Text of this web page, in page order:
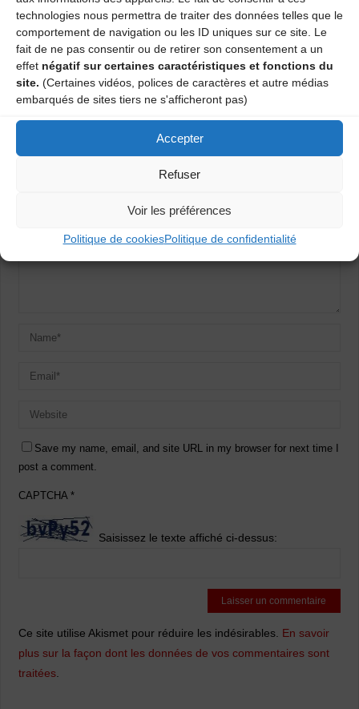
technologies nous permettra de traiter des données telles que le
comportement de navigation ou les ID uniques sur ce site. Le
fait de ne pas consentir ou de retirer son consentement a un
effet négatif sur certaines caractéristiques et fonctions du
site. (Certaines vidéos, polices de caractères et autre médias
embarqués de sites tiers ne s'afficheront pas)
Accepter
Refuser
Voir les préférences
Politique de cookiesPolitique de confidentialité
Grand stage et Bal d’Hiver reportés au 24 septembre
L’Arlésienne
Laisser un commentaire
Votre adresse e-mail ne sera pas publiée. Les champs obligatoires
Save my name, email, and site URL in my browser for next time I
post a comment.
CAPTCHA*
Saisissez le texte affiché ci-dessus:
Ce site utilise Akismet pour réduire les indésirables. En savoir
plus sur la façon dont les données de vos commentaires sont
traitées